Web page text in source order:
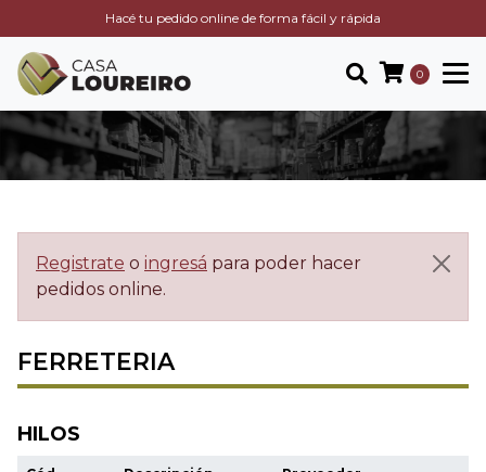
Hacé tu pedido online de forma fácil y rápida
0
Registrate o ingresá para poder hacer
pedidos online.
FERRETERIA
HILOS